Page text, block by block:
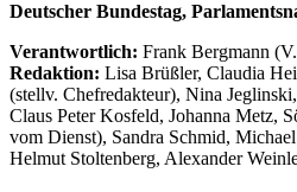
Deutscher Bundestag,
Verantwortlich: Frank Bergmann
Redaktion: Lisa Brüßler, Claudia
(stellv. Chefredakteur), Nina Jeglinski,
Claus Peter Kosfeld, Johanna Metz,
vom Dienst), Sandra Schmid,
Helmut Stoltenberg, Alexander